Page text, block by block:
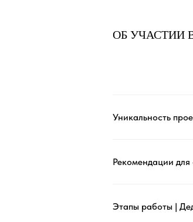
ОБ УЧАСТИИ
Уникальность
Рекомендации
Этапы работы |